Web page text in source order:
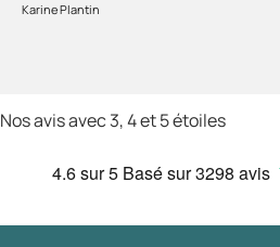
Karine Plantin
Nos avis avec 3, 4 et 5 étoiles
4.6sur 5 Basé sur3298 avis